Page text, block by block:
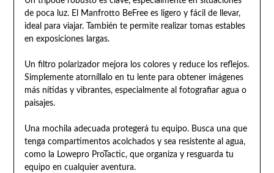
de poca luz. El Manfrotto BeFree es ligero y fácil de llevar,
ideal para viajar. También te permite realizar tomas estables
en exposiciones largas.
Un filtro polarizador mejora los colores y reduce los reflejos.
Simplemente atorníllalo en tu lente para obtener imágenes
más nítidas y vibrantes, especialmente al fotografiar agua o
paisajes.
Una mochila adecuada protegerá tu equipo. Busca una que
tenga compartimentos acolchados y sea resistente al agua,
como la Lowepro ProTactic, que organiza y resguarda tu
equipo en cualquier aventura.